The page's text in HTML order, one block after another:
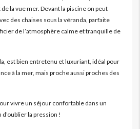
la vue mer. Devant la piscine on peut
des chaises sous la véranda, parfaite
de l’atmosphère calme et tranquille de
est bien entretenu et luxuriant, idéal pour
à la mer, mais proche aussi proches des
vivre un séjour confortable dans un
la pression !